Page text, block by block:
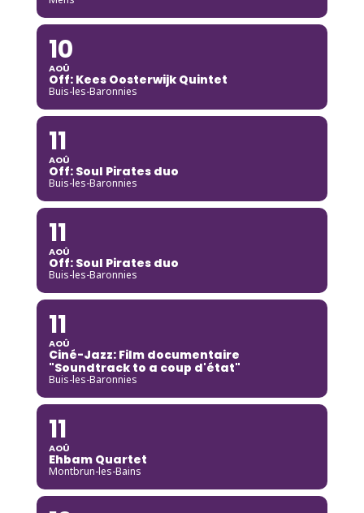
10
AOÛ
Off: Kees Oosterwijk Quintet
Buis-les-Baronnies
11
AOÛ
Off: Soul Pirates duo
Buis-les-Baronnies
11
AOÛ
Off: Soul Pirates duo
Buis-les-Baronnies
11
AOÛ
Ciné-Jazz: Film documentaire
"Soundtrack to a coup d'état"
Buis-les-Baronnies
11
AOÛ
Ehbam Quartet
Montbrun-les-Bains